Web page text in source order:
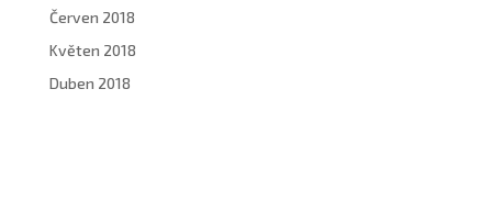
Červen 2018
Květen 2018
Duben 2018